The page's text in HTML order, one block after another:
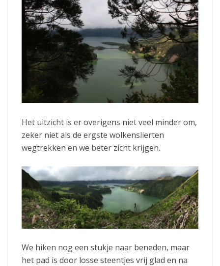
Het uitzicht is er overigens niet veel minder om,
zeker niet als de ergste wolkenslierten
wegtrekken en we beter zicht krijgen.
We hiken nog een stukje naar beneden, maar
het pad is door losse steentjes vrij glad en na